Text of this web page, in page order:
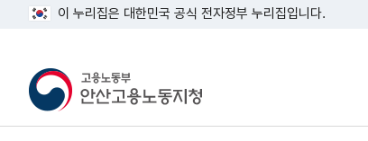
이 누리집은 대한민국 공식 전자정부 누리집입니다.